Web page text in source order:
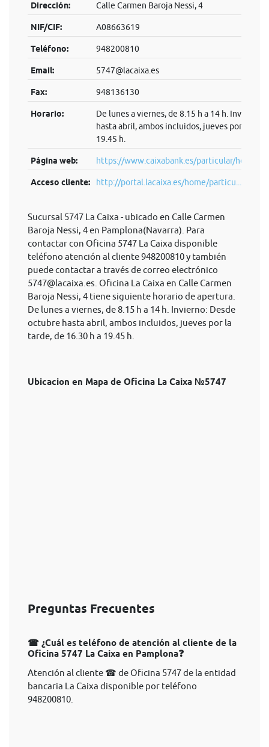
Dirección: Calle Carmen Baroja Nessi, 4
NIF/CIF: A08663619
Teléfono: 948200810
Email: 5747@lacaixa.es
Fax: 948136130
Horario:
De lunes a viernes, de 8.15 h a 14 h. Invierno:
hasta abril, ambos incluidos, jueves por la
19.45 h.
Página web: https://www.caixabank.es/particular/home/
Acceso cliente: http://portal.lacaixa.es/home/particu...
Sucursal 5747 La Caixa - ubicado en Calle Carmen
Baroja Nessi, 4 en Pamplona(Navarra). Para
contactar con Oficina 5747 La Caixa disponible
teléfono atención al cliente 948200810 y también
puede contactar a través de correo electrónico
5747@lacaixa.es . Oficina La Caixa en Calle Carmen
Baroja Nessi, 4 tiene siguiente horario de apertura.
De lunes a viernes, de 8.15 h a 14 h. Invierno: Desde
octubre hasta abril, ambos incluidos, jueves por la
tarde, de 16.30 h a 19.45 h.
Ubicacion en Mapa de Oficina La Caixa №5747
Preguntas Frecuentes
☎ ¿Cuál es teléfono de atención al cliente de la
Oficina 5747 La Caixa en Pamplona❓
Atención al cliente ☎ de Oficina 5747 de la entidad
bancaria La Caixa disponible por teléfono
948200810.